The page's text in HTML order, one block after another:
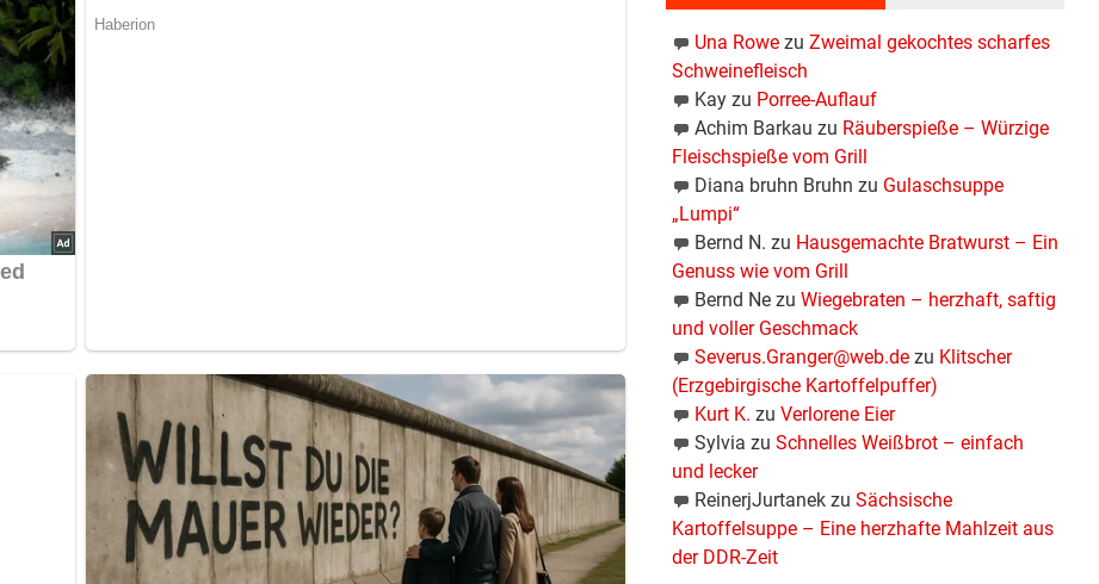
Una Rowezu Zweimal gekochtes scharfes
Schweinefleisch
Kayzu Porree-Auflauf
Achim Barkau zu Räuberspieße – Würzige
Fleischspieße vom Grill
Diana bruhn Bruhn zu Gulaschsuppe
„Lumpi“
Bernd N. zu Hausgemachte Bratwurst – Ein
Genuss wie vom Grill
Bernd Nezu Wiegebraten – herzhaft, saftig
und voller Geschmack
Severus.Granger@web.dezu Klitscher
(Erzgebirgische Kartoffelpuffer)
Kurt K. zu Verlorene Eier
Sylvia zu Schnelles Weißbrot – einfach
und lecker
ReinerjJurtanekzu Sächsische
Kartoffelsuppe – Eine herzhafte Mahlzeit aus
der DDR-Zeit